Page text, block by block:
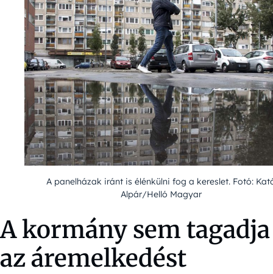
A panelházak iránt is élénkülni fog a kereslet. Fotó:
Alpár/Helló Magyar
A kormány sem tagadja
az áremelkedést